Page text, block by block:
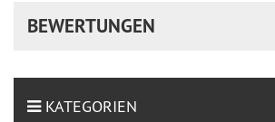
BEWERTUNGEN
KATEGORIEN